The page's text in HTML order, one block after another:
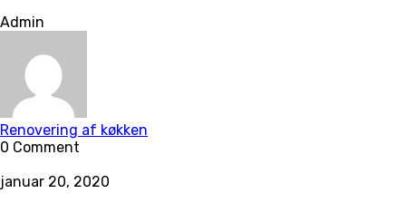
Admin
Renovering af køkken
0 Comment
januar 20, 2020